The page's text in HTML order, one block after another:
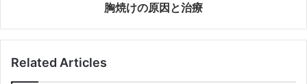
胸焼けの原因と治療
Related Articles